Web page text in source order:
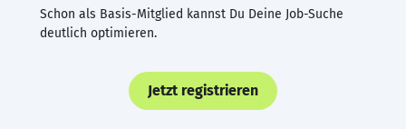
Schon als Basis-Mitglied kannst Du Deine Job-Suche
deutlich optimieren.
Jetzt registrieren